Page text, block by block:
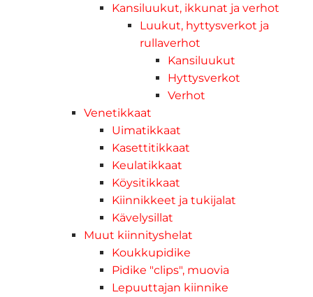
Kansiluukut, ikkunat ja verhot
Luukut, hyttysverkot ja
rullaverhot
Kansiluukut
Hyttysverkot
Verhot
Venetikkaat
Uimatikkaat
Kasettitikkaat
Keulatikkaat
Köysitikkaat
Kiinnikkeet ja tukijalat
Kävelysillat
Muut kiinnityshelat
Koukkupidike
Pidike "clips", muovia
Lepuuttajan kiinnike